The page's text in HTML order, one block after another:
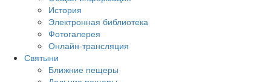
История
Электронная библиотека
Фотогалерея
Онлайн-трансляция
Святыни
Ближние пещеры